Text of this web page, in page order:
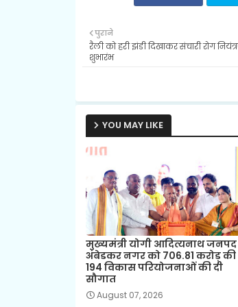
पुराने
रैली को हरी झंडी दिखाकर संचारी रोग
शुभारंभ
YOU MAY LIKE
मुख्यमंत्री योगी आदित्यनाथ जनपद
अंबेडकर नगर को 706.81 करोड़ की
194 विकास परियोजनाओं की दी
सौगात
August 07, 2026